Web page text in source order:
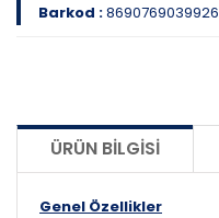
Barkod :8690769039926
ÜRÜN BILGISI
Genel Özellikler